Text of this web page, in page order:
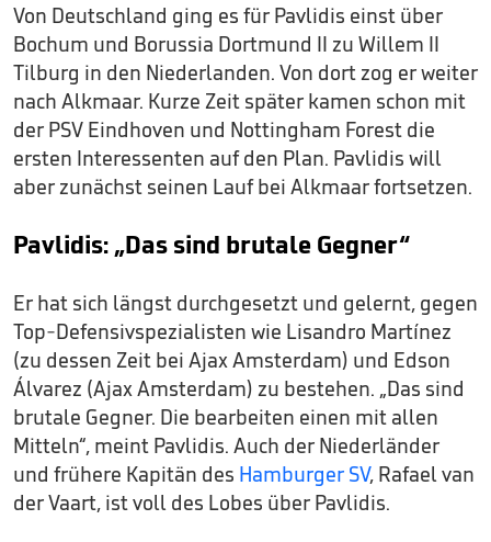
Von Deutschland ging es für Pavlidis einst über
Bochum und Borussia Dortmund II zu Willem II
Tilburg in den Niederlanden. Von dort zog er weiter
nach Alkmaar. Kurze Zeit später kamen schon mit
der PSV Eindhoven und Nottingham Forest die
ersten Interessenten auf den Plan. Pavlidis will
aber zunächst seinen Lauf bei Alkmaar fortsetzen.
Pavlidis: „Das sind brutale Gegner“
Er hat sich längst durchgesetzt und gelernt, gegen
Top-Defensivspezialisten wie Lisandro Martínez
(zu dessen Zeit bei Ajax Amsterdam) und Edson
Álvarez (Ajax Amsterdam) zu bestehen. „Das sind
brutale Gegner. Die bearbeiten einen mit allen
Mitteln“, meint Pavlidis. Auch der Niederländer
und frühere Kapitän des Hamburger SV, Rafael van
der Vaart, ist voll des Lobes über Pavlidis.